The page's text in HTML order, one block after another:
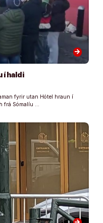
arrow_forward
í haldi
fyrir utan Hótel hraun í
frá Sómalíu …